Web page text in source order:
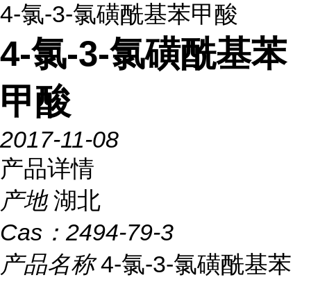
4-氯-3-氯磺酰基苯甲酸
4-氯-3-氯磺酰基苯
甲酸
2017-11-08
产品详情
产地 湖北
Cas： 2494-79-3
产品名称4-氯-3-氯磺酰基苯